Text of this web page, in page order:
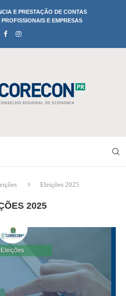
E PRESTAÇÃO DE CONTAS
E EMPRESAS
Eleições 2025
2025